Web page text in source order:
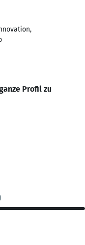
Profil zu